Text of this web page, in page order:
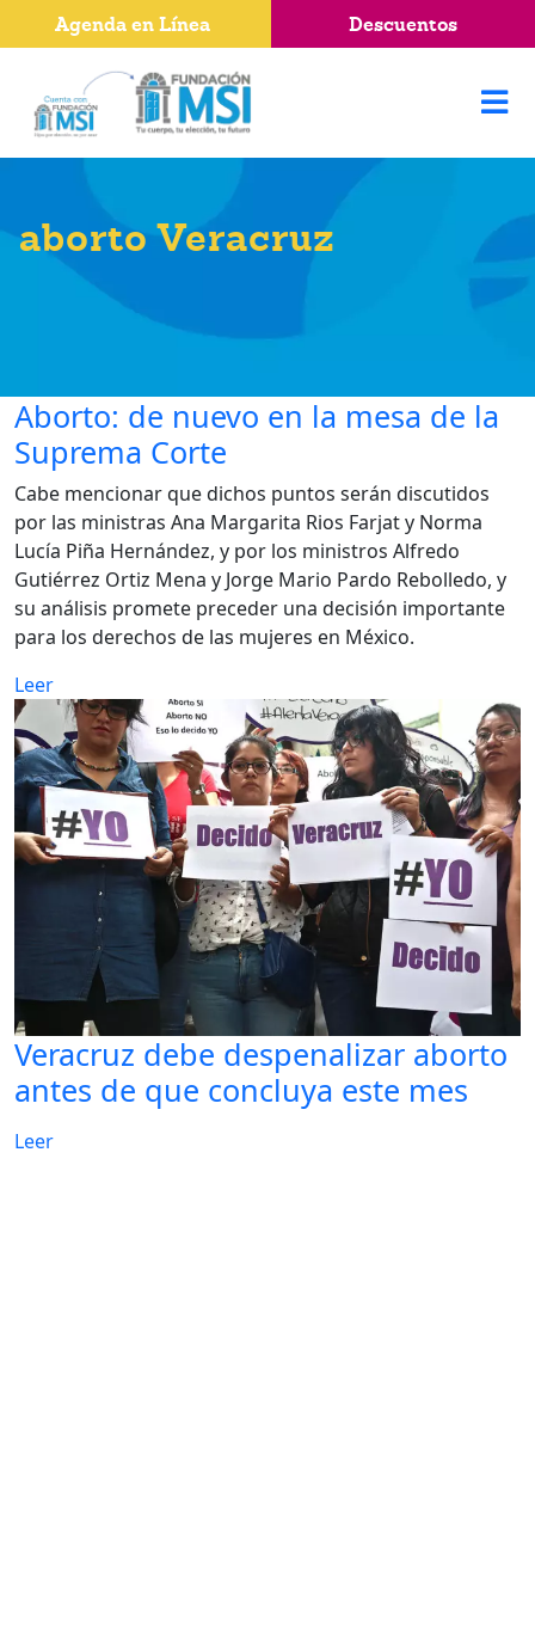
aborto Veracruz
Aborto: de nuevo en la mesa de la
Suprema Corte
Cabe mencionar que dichos puntos serán discutidos
por las ministras Ana Margarita Rios Farjat y Norma
Lucía Piña Hernández, y por los ministros Alfredo
Gutiérrez Ortiz Mena y Jorge Mario Pardo Rebolledo, y
su análisis promete preceder una decisión importante
para los derechos de las mujeres en México.
Leer
Veracruz debe despenalizar aborto
antes de que concluya este mes
Leer
Agenda en Línea Descuentos